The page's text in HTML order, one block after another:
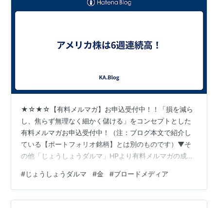
★☆★☆【有料メルマガ】お申込受付中！！「損を減ら
し、焦らず無理なく細かく儲ける」をコンセプトとした
有料メルマガお申込受付中！（注：ブログ本文で紹介し
ている【ポートフォリオ銘柄】とは別のものです）▼そ
の他「じょうしょうダルマ」HPより有料メルマガの成績
ho.ne.jp/joeshow/performance.html１ヶ月当たり４，３
００円～相場が続く限りチャンスはいくらでもありま
す！是非一度お試しください。※リスク・手数料などにつ
#じょうしょうダルマ #金 #ブロードメディア